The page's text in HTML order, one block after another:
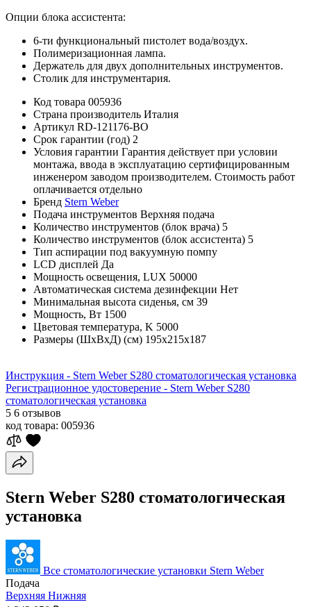
Опции блока ассистента:
6-ти функциональный пистолет вода/воздух.
Полимеризационная лампа.
Держатель для двух дополнительных инструментов.
Столик для инструментария.
Код товара 005936
Страна производитель Италия
Артикул RD-121176-BO
Срок гарантии (год) 2
Условия гарантии Гарантия действует при условии
монтажа, ввода в эксплуатацию сертифицированным
инженером заводом производителем. Cтоимость работ
оплачивается отдельно
Бренд Stern Weber
Подача инструментов Верхняя подача
Количество инструментов (блок врача) 5
Количество инструментов (блок ассистента) 5
Тип аспирации под вакуумную помпу
LCD дисплей Да
Мощность освещения, LUX 50000
Автоматическая система дезинфекции Нет
Минимальная высота сиденья, см 39
Мощность, Вт 1500
Цветовая температура, K 5000
Размеры (ШхВхД) (см) 195х215х187
Инструкция - Stern Weber S280 стоматологическая установка
Регистрационное удостоверение - Stern Weber S280
стоматологическая установка
5 6 отзывов
код товара: 005936
Stern Weber S280 стоматологическая
установка
Все стоматологические установки Stern Weber
Подача
Верхняя Нижняя